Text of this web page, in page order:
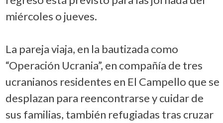
miércoles o jueves.
La pareja viaja, en la bautizada como
“Operación Ucrania”, en compañía de tres
ucranianos residentes en El Campello que se
desplazan para reencontrarse y cuidar de
sus familias, también refugiadas tras cruzar